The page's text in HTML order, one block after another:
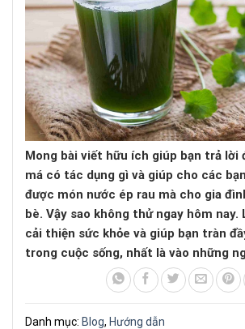
Mong bài viết hữu ích giúp bạn trả lời
má có tác dụng gì và giúp cho các
được món nước ép rau mà cho gia
bè. Vậy sao không thử ngay hôm nay.
cải thiện sức khỏe và giúp bạn tràn
trong cuộc sống, nhất là vào những
Danh mục: Blog, Hướng dẫn